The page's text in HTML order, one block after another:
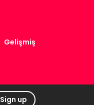
Gelişmiş
Sign up